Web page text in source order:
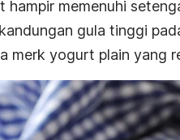
hampir memenuhi
gula tinggi
merk yogurt plain yang